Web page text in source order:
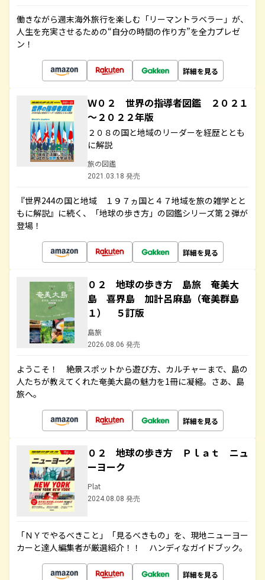
働きながら週末海外旅行を楽しむ「リーマントラベラー」が、
人生を充実させるための“自分の時間の作り方”を全力プレゼ
ン！
詳細を見る
Ｗ０２ 世界の指導者図鑑 ２０２１
～２０２２年版
２０８の国と地域のリーダーを経歴ととも
に解説
旅の図鑑
2021.03.18 発売
『世界244の国と地域 １９７ヵ国と４７地域を旅の雑学とと
もに解説』に続く、「地球の歩き方」の図鑑シリーズ第２弾が
登場！
詳細を見る
０２ 地球の歩き方 島旅 奄美大
島 喜界島 加計呂麻島（奄美群島
１） ５訂版
島旅
2026.08.06 発売
ようこそ！ 絶景スポットから遊び方、カルチャーまで、島の
人たちが教えてくれた奄美大島の魅力を1冊に凝縮。さあ、島
旅へ。
詳細を見る
０２ 地球の歩き方 Ｐｌａｔ ニュ
ーヨーク
Plat
2024.08.08 発売
「ＮＹでやるべきこと」「見るべきもの」を、現地ニューヨー
カーと達人編集者が厳選紹介！！ ハンディなガイドブック。
詳細を見る